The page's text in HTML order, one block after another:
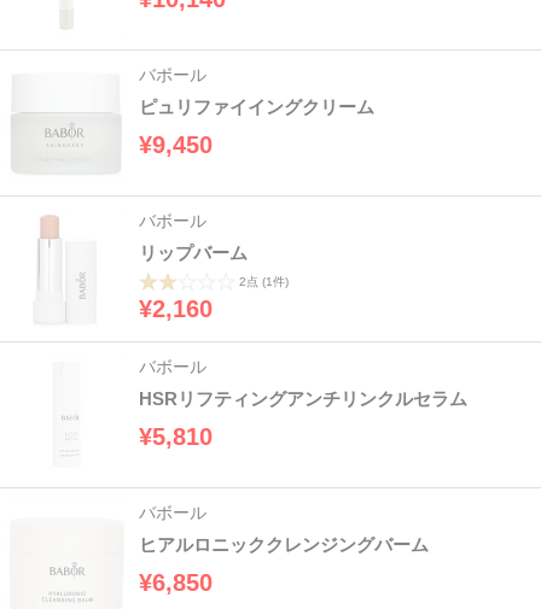
バボール
ピュリファイイングクリーム
¥9,450
バボール
リップバーム
2点 (1件)
¥2,160
バボール
HSRリフティングアンチリンクルセラム
¥5,810
バボール
ヒアルロニッククレンジングバーム
¥6,850